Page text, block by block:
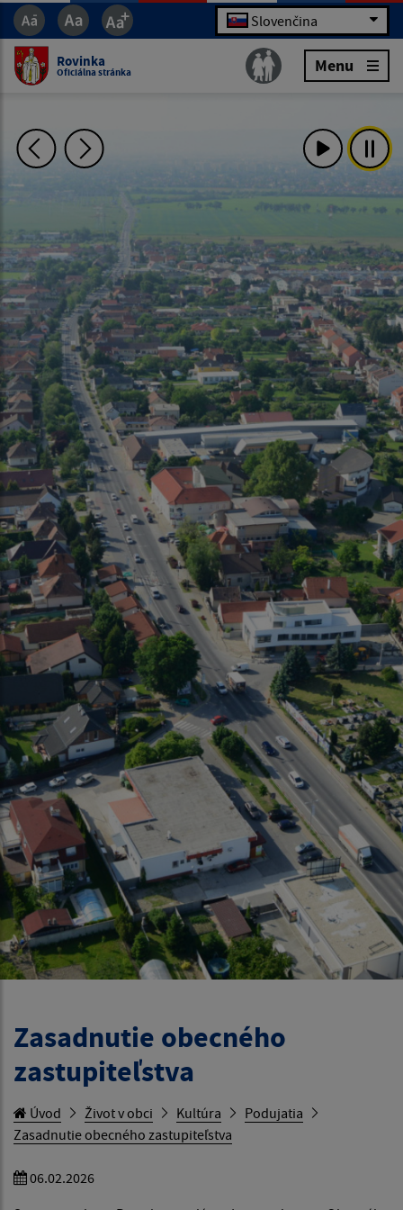
Slovenčina
Rovinka
Oficiálna stránka Menu
Zasadnutie obecného
zastupiteľstva
Úvod Život v obci Kultúra
Podujatia
Zasadnutie obecného zastupiteľstva
06.02.2026